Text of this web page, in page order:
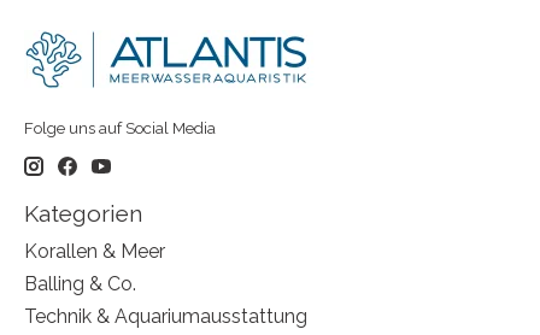
Folge uns auf Social Media
Kategorien
Korallen & Meer
Balling & Co.
Technik & Aquariumausstattung